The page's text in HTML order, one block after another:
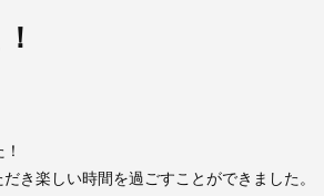
き楽しい時間を過ごすことができました。